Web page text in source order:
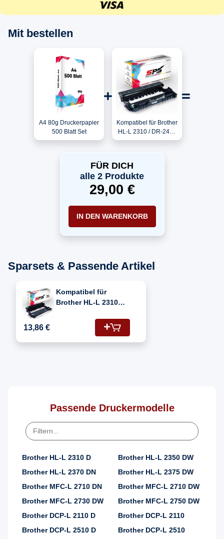
Mit bestellen
A4 80g Druckerpapier
500 Blatt Set
Kompatibel für Brother
HL-L 2310 / DR-2400
Trommel
FÜR DICH
alle 2 Produkte
29,00 €
IN DEN WARENKORB
Sparsets & Passende Artikel
Kompatibel für
Brother HL-L 2310
Fotoleitertrommel
13,86 €
Passende Druckermodelle
Brother HL-L 2310 D
Brother HL-L 2350 DW
Brother HL-L 2370 DN
Brother HL-L 2375 DW
Brother MFC-L 2710 DN
Brother MFC-L 2710 DW
Brother MFC-L 2730 DW
Brother MFC-L 2750 DW
Brother DCP-L 2110 D
Brother DCP-L 2110
Brother DCP-L 2510 D
Brother DCP-L 2510